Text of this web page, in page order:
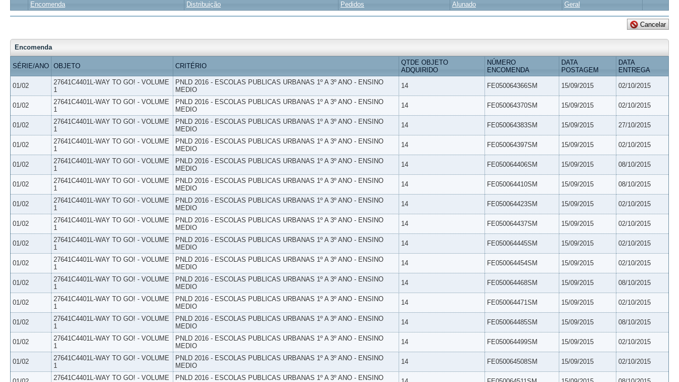
Encomenda Distribuição Pedidos Alunado Geral
Encomenda
SÉRIE/ANO OBJETO CRITÉRIO
QTDE OBJETO
ADQUIRIDO
NÚMERO
ENCOMENDA
DATA
POSTAGEM
DATA
ENTREGA
01/02
27641C4401L-WAY TO GO! - VOLUME
1
PNLD 2016 - ESCOLAS PUBLICAS URBANAS 1º A 3º ANO - ENSINO
MEDIO
14 FE050064366SM 15/09/2015 02/10/2015
01/02
27641C4401L-WAY TO GO! - VOLUME
1
PNLD 2016 - ESCOLAS PUBLICAS URBANAS 1º A 3º ANO - ENSINO
MEDIO
14 FE050064370SM 15/09/2015 02/10/2015
01/02
27641C4401L-WAY TO GO! - VOLUME
1
PNLD 2016 - ESCOLAS PUBLICAS URBANAS 1º A 3º ANO - ENSINO
MEDIO
14 FE050064383SM 15/09/2015 27/10/2015
01/02
27641C4401L-WAY TO GO! - VOLUME
1
PNLD 2016 - ESCOLAS PUBLICAS URBANAS 1º A 3º ANO - ENSINO
MEDIO
14 FE050064397SM 15/09/2015 02/10/2015
01/02
27641C4401L-WAY TO GO! - VOLUME
1
PNLD 2016 - ESCOLAS PUBLICAS URBANAS 1º A 3º ANO - ENSINO
MEDIO
14 FE050064406SM 15/09/2015 08/10/2015
01/02
27641C4401L-WAY TO GO! - VOLUME
1
PNLD 2016 - ESCOLAS PUBLICAS URBANAS 1º A 3º ANO - ENSINO
MEDIO
14 FE050064410SM 15/09/2015 08/10/2015
01/02
27641C4401L-WAY TO GO! - VOLUME
1
PNLD 2016 - ESCOLAS PUBLICAS URBANAS 1º A 3º ANO - ENSINO
MEDIO
14 FE050064423SM 15/09/2015 02/10/2015
01/02
27641C4401L-WAY TO GO! - VOLUME
1
PNLD 2016 - ESCOLAS PUBLICAS URBANAS 1º A 3º ANO - ENSINO
MEDIO
14 FE050064437SM 15/09/2015 02/10/2015
01/02
27641C4401L-WAY TO GO! - VOLUME
1
PNLD 2016 - ESCOLAS PUBLICAS URBANAS 1º A 3º ANO - ENSINO
MEDIO
14 FE050064445SM 15/09/2015 02/10/2015
01/02
27641C4401L-WAY TO GO! - VOLUME
1
PNLD 2016 - ESCOLAS PUBLICAS URBANAS 1º A 3º ANO - ENSINO
MEDIO
14 FE050064454SM 15/09/2015 02/10/2015
01/02
27641C4401L-WAY TO GO! - VOLUME
1
PNLD 2016 - ESCOLAS PUBLICAS URBANAS 1º A 3º ANO - ENSINO
MEDIO
14 FE050064468SM 15/09/2015 08/10/2015
01/02
27641C4401L-WAY TO GO! - VOLUME
1
PNLD 2016 - ESCOLAS PUBLICAS URBANAS 1º A 3º ANO - ENSINO
MEDIO
14 FE050064471SM 15/09/2015 02/10/2015
01/02
27641C4401L-WAY TO GO! - VOLUME
1
PNLD 2016 - ESCOLAS PUBLICAS URBANAS 1º A 3º ANO - ENSINO
MEDIO
14 FE050064485SM 15/09/2015 08/10/2015
01/02
27641C4401L-WAY TO GO! - VOLUME
1
PNLD 2016 - ESCOLAS PUBLICAS URBANAS 1º A 3º ANO - ENSINO
MEDIO
14 FE050064499SM 15/09/2015 02/10/2015
01/02
27641C4401L-WAY TO GO! - VOLUME
1
PNLD 2016 - ESCOLAS PUBLICAS URBANAS 1º A 3º ANO - ENSINO
MEDIO
14 FE050064508SM 15/09/2015 02/10/2015
27641C4401L-WAY TO GO! - VOLUME
PNLD 2016 - ESCOLAS PUBLICAS URBANAS 1º A 3º ANO - ENSINO